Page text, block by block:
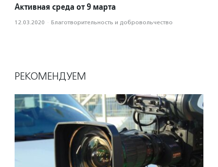
Активная среда от 9 марта
12.03.2020 · Благотвори­тель­ность и доброволь­чест­во
РЕКОМЕНДУЕМ